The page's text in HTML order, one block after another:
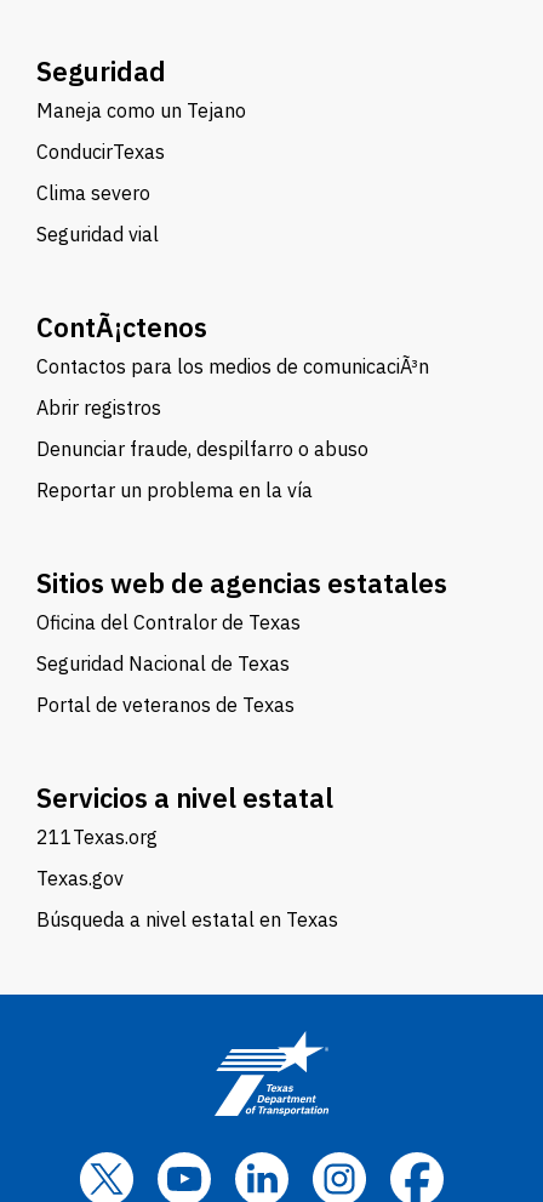
Seguridad
Maneja como un Tejano
ConducirTexas
Clima severo
Seguridad vial
ContÃ¡ctenos
Contactos para los medios de comunicaciÃ³n
Abrir registros
Denunciar fraude, despilfarro o abuso
Reportar un problema en la vía
Sitios web de agencias estatales
Oficina del Contralor de Texas
Seguridad Nacional de Texas
Portal de veteranos de Texas
Servicios a nivel estatal
211Texas.org
Texas.gov
Búsqueda a nivel estatal en Texas